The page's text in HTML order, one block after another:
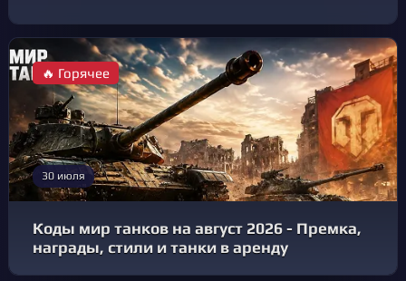
🔥 Горячее
30 июля
Коды мир танков на август 2026 - Премка,
награды, стили и танки в аренду